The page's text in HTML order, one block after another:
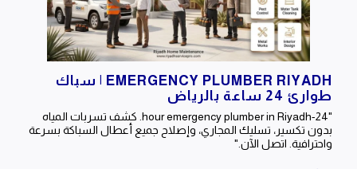
EMERGENCY PLUMBER RIYADH | سباك
طوارئ 24 ساعة بالرياض
"24-hour emergency plumber in Riyadh. كشف تسربات المياه
بدون تكسير، تسليك المجاري، وإصلاح جميع أعطال السباكة بسرعة
واحترافية. اتصل الآن."